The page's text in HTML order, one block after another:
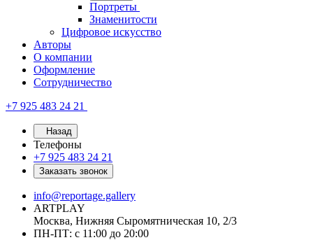
Портреты
Знаменитости
Цифровое искусство
Авторы
О компании
Оформление
Сотрудничество
+7 925 483 24 21
Назад
Телефоны
+7 925 483 24 21
Заказать звонок
info@reportage.gallery
ARTPLAY
Москва, Нижняя Сыромятническая 10, 2/3
ПН-ПТ: с 11:00 до 20:00